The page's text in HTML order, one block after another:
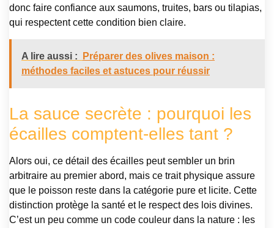
donc faire confiance aux saumons, truites, bars ou tilapias,
qui respectent cette condition bien claire.
A lire aussi :
Préparer des olives maison :
méthodes faciles et astuces pour réussir
La sauce secrète : pourquoi les
écailles comptent-elles tant ?
Alors oui, ce détail des écailles peut sembler un brin
arbitraire au premier abord, mais ce trait physique assure
que le poisson reste dans la catégorie pure et licite. Cette
distinction protège la santé et le respect des lois divines.
C’est un peu comme un code couleur dans la nature : les